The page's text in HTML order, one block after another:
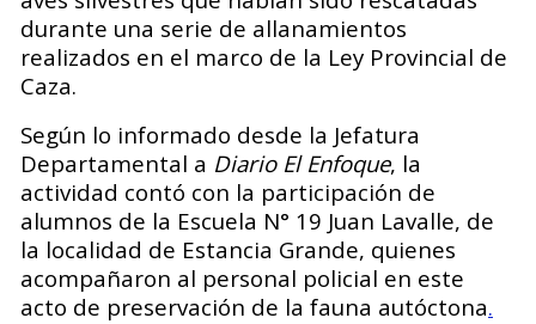
durante una serie de allanamientos
realizados en el marco de la Ley Provincial de
Caza.
Según lo informado desde la Jefatura
Departamental a Diario El Enfoque, la
actividad contó con la participación de
alumnos de la Escuela N° 19 Juan Lavalle, de
la localidad de Estancia Grande, quienes
acompañaron al personal policial en este
acto de preservación de la fauna autóctona.